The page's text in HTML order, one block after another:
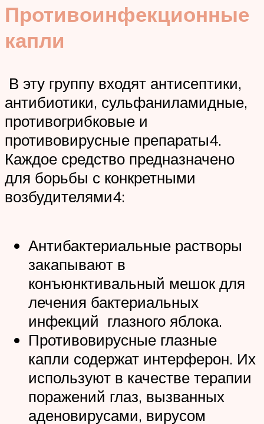
Противоинфекционные
капли
В эту группу входят антисептики,
антибиотики, сульфаниламидные,
противогрибковые и
противовирусные препараты4.
Каждое средство предназначено
для борьбы с конкретными
возбудителями4:
Антибактериальные растворы
закапывают в
конъюнктивальный мешок для
лечения бактериальных
инфекций глазного яблока.
Противовирусные глазные
капли содержат интерферон. Их
используют в качестве терапии
поражений глаз, вызванных
аденовирусами, вирусом